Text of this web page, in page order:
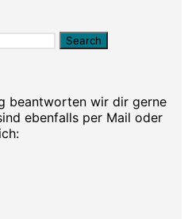
beantworten wir dir gerne
ebenfalls per Mail oder